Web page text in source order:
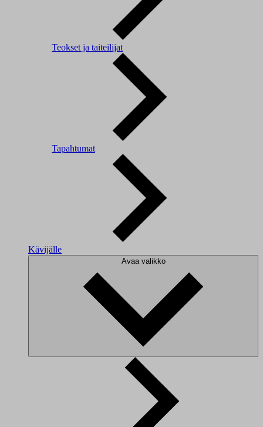
Teokset ja taiteilijat
Tapahtumat
Kävijälle
Avaa valikko